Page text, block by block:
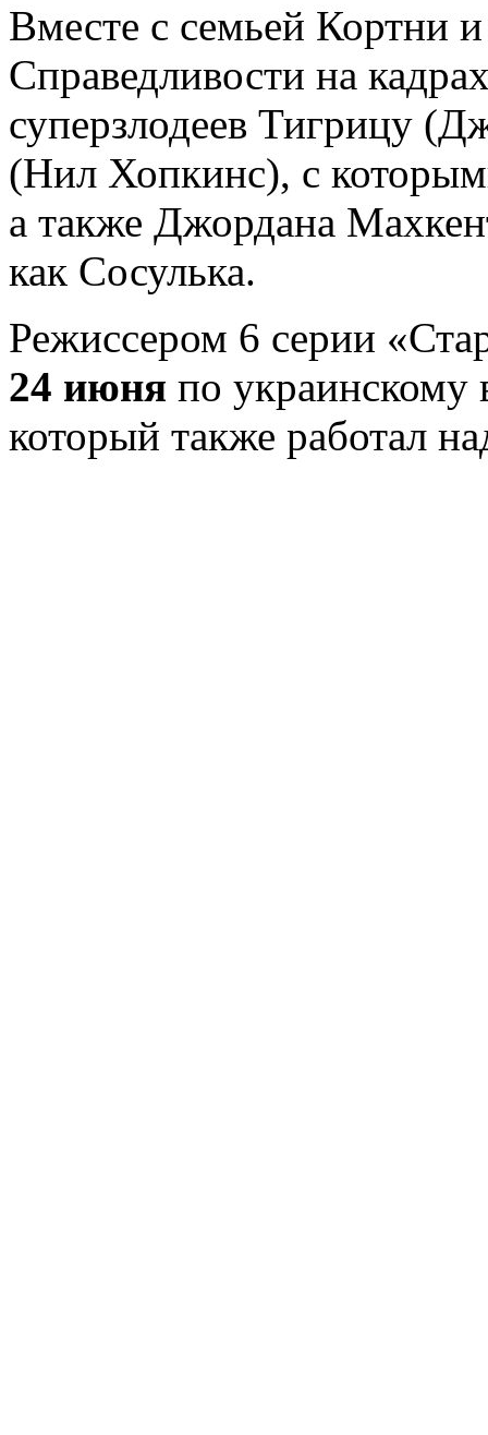
Вместе с семьей Кортни
Справедливости на
суперзлодеев Тигрицу
(Нил Хопкинс), с
а также Джордана
как Сосулька.
Режиссером 6 серии
24 июня по
который также работал